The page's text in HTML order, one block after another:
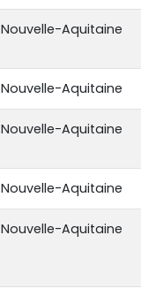
Nouvelle-Aquitaine
Nouvelle-Aquitaine
Nouvelle-Aquitaine
Nouvelle-Aquitaine
Nouvelle-Aquitaine